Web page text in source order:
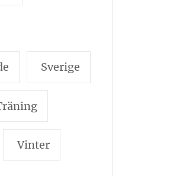
Sverige
Vinter